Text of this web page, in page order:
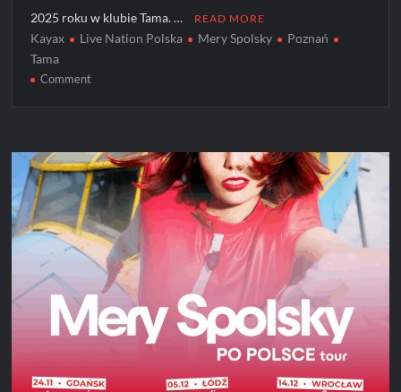
2025 roku w klubie Tama. … READ MORE
Kayax Live Nation Polska Mery Spolsky
Poznań
Tama
Commenton
w
Poznaniu
[ZDJĘCIA]